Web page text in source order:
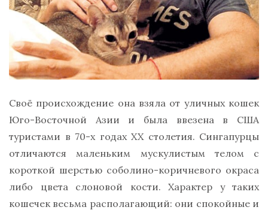
Своё происхождение она взяла от уличных кошек
Юго-Восточной Азии и была ввезена в США
туристами в 70-х годах XX столетия. Сингапурцы
отличаются маленьким мускулистым телом с
короткой шерстью соболино-коричневого окраса
либо цвета слоновой кости. Характер у таких
кошечек весьма располагающий: они спокойные и